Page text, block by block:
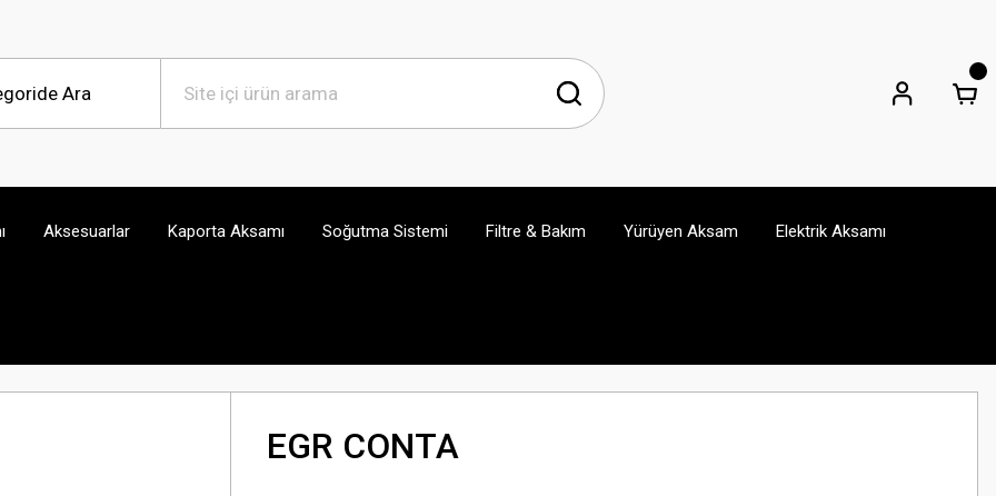
Aksesuarlar Kaporta Aksamı Soğutma Sistemi Filtre & Bakım Yürüyen Aksam Elektrik Aksamı
EGR CONTA